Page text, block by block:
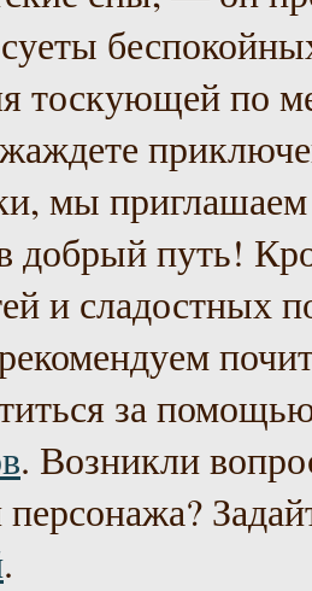
тоскующей по
мы приглашаем
добрый путь!
и сладостных
за
. Возникли
персонажа?
.